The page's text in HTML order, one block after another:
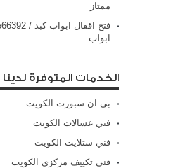
ممتاز
ابواب
الخدمات المتوفرة لدينا
بي ان سبورت الكويت
فني غسالات الكويت
فني ستلايت الكويت
فني تكييف مركزي الكويت